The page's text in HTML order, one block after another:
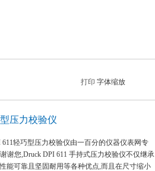
打印 字体缩放
压力校验仪
611轻巧型压力校验仪由一百分的仪器仪表网专
谢您,Druck DPI 611 手持式压力校验仪不仅继承
能可靠且坚固耐用等各种优点,而且在尺寸缩小